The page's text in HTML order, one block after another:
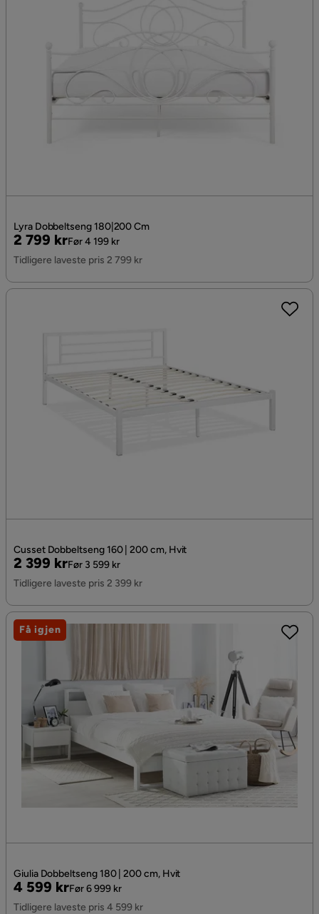
Lyra Dobbeltseng 180|200 Cm
Pris
2 799 kr
Original
Pris
Før 4 199 kr
Tidligere laveste pris 2 799 kr
Cusset Dobbeltseng 160 | 200 cm, Hvit
Pris
2 399 kr
Original
Pris
Før 3 599 kr
Tidligere laveste pris 2 399 kr
Giulia Dobbeltseng 180 | 200 cm, Hvit
Pris
4 599 kr
Original
Pris
Før 6 999 kr
Tidligere laveste pris 4 599 kr
Få igjen